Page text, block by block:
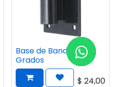
Base de Bandera 0º
Grados
$ 24,00